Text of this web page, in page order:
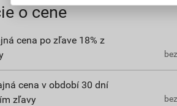
o cene
cena po zľave 18% z
cena v období 30 dní
zľavy